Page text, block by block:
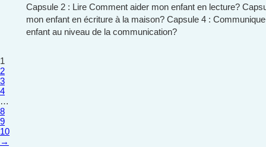
Capsule 2 : Lire Comment aider mon enfant en lecture?
mon enfant en écriture à la maison? Capsule 4 :
enfant au niveau de la communication?
1
2
3
4
…
8
9
10
→